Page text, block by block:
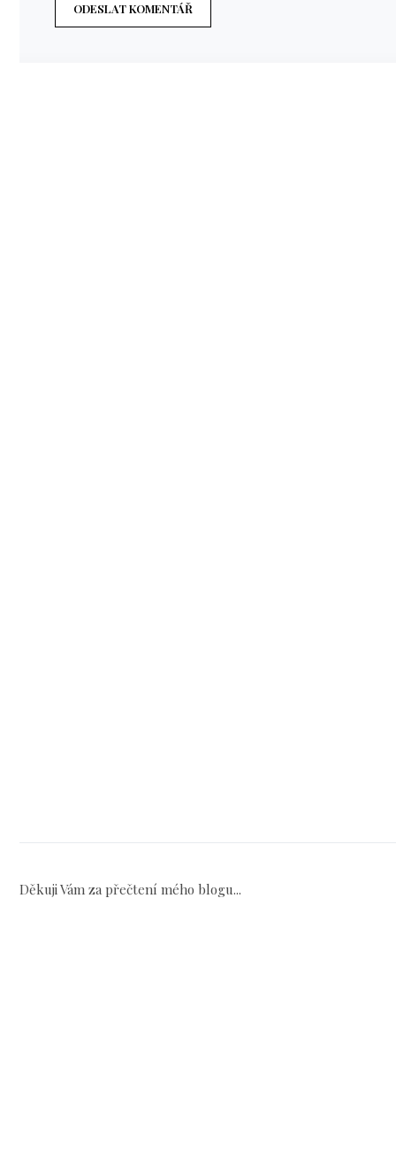
ODESLAT KOMENTÁŘ
Děkuji Vám za přečtení mého blogu...